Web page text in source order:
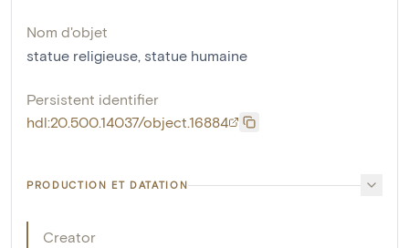
Nom d'objet
statue religieuse, statue humaine
Persistent identifier
hdl:20.500.14037/object.16884
PRODUCTION ET DATATION
Creator